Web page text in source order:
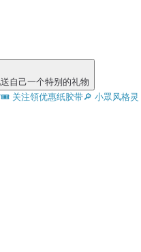
送自己一个特别的礼物
🎟️ 关注領优惠纸胶带🔎 小眾风格灵